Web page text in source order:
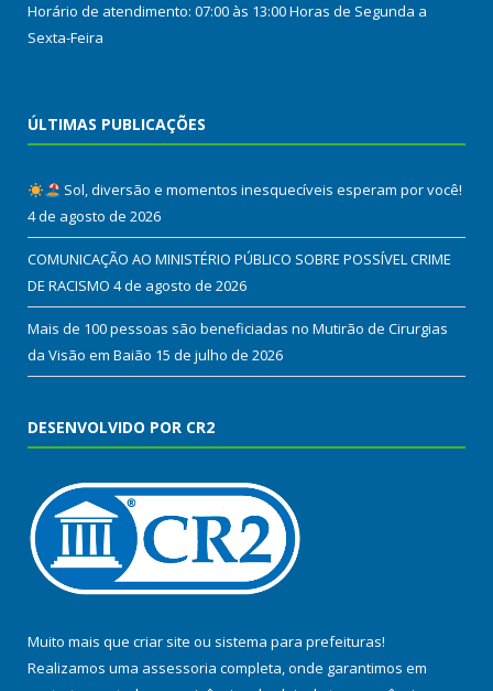
Horário de atendimento: 07:00 às 13:00 Horas de Segunda a
Sexta-Feira
ÚLTIMAS PUBLICAÇÕES
Sol, diversão e momentos inesquecíveis esperam por você!
4 de agosto de 2026
COMUNICAÇÃO AO MINISTÉRIO PÚBLICO SOBRE POSSÍVEL CRIME
DE RACISMO 4 de agosto de 2026
Mais de 100 pessoas são beneficiadas no Mutirão de Cirurgias
da Visão em Baião 15 de julho de 2026
DESENVOLVIDO POR CR2
Muito mais que criar site ou sistema para prefeituras!
Realizamos uma assessoria completa, onde garantimos em